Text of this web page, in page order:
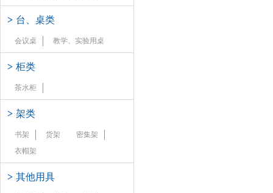
> 台、桌类
会议桌 教学、实验用桌
> 柜类
茶水柜
> 架类
书架 货架
密集架
衣帽架
> 其他用具